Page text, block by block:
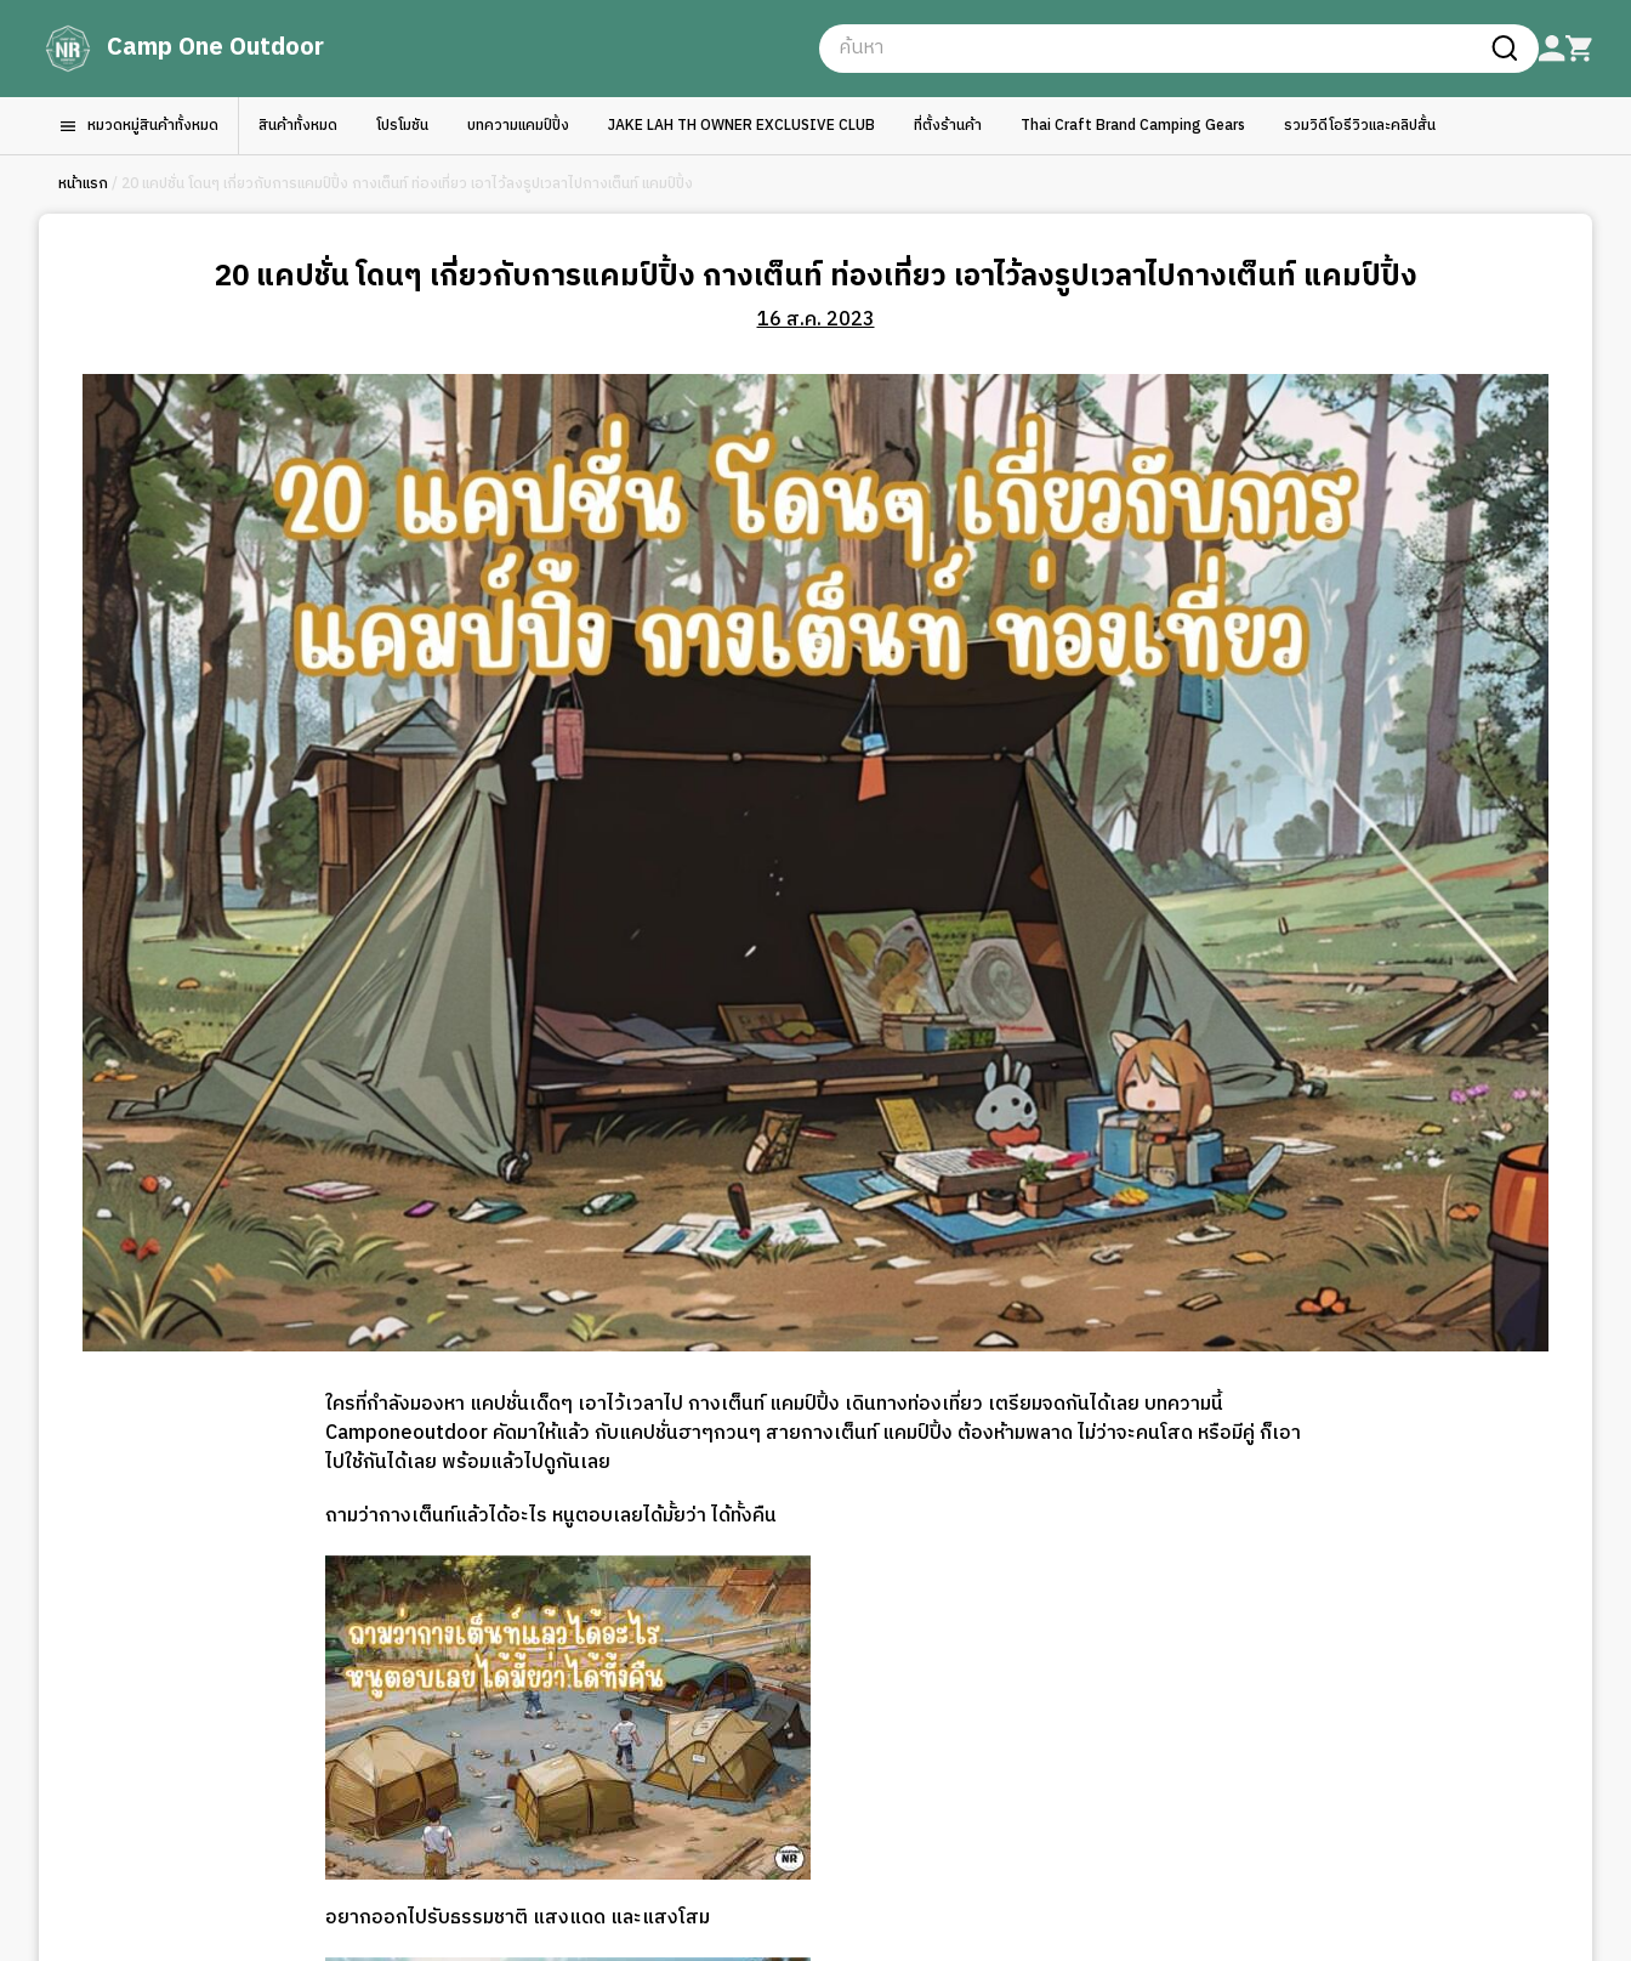
Camp One Outdoor
หมวดหมู่สินค้าทั้งหมด สินค้าทั้งหมด โปรโมชัน บทความแคมป์ปิ้ง JAKE LAH TH OWNER EXCLUSIVE CLUB ที่ตั้งร้านค้า Thai Craft Brand Camping Gears รวมวิดีโอรีวิวและคลิปสั้น
หน้าแรก / 20 แคปชั่น โดนๆ เกี่ยวกับการแคมป์ปิ้ง กางเต็นท์ ท่องเที่ยว เอาไว้ลงรูปเวลาไปกางเต็นท์ แคมป์ปิ้ง
20 แคปชั่น โดนๆ เกี่ยวกับการแคมป์ปิ้ง กางเต็นท์ ท่องเที่ยว เอาไว้ลงรูปเวลาไปกางเต็นท์ แคมป์ปิ้ง
16 ส.ค. 2023
ใครที่กำลังมองหา แคปชั่นเด็ดๆ เอาไว้เวลาไป กางเต็นท์ แคมป์ปิ้ง เดินทางท่องเที่ยว เตรียมจดกันได้เลย บทความนี้
Camponeoutdoor คัดมาให้แล้ว กับแคปชั่นฮาๆกวนๆ สายกางเต็นท์ แคมป์ปิ้ง ต้องห้ามพลาด ไม่ว่าจะคนโสด หรือมีคู่ ก็เอา
ไปใช้กันได้เลย พร้อมแล้วไปดูกันเลย
ถามว่ากางเต็นท์แล้วได้อะไร หนูตอบเลยได้มั้ยว่า ได้ทั้งคืน
อยากออกไปรับธรรมชาติ แสงแดด และแสงโสม